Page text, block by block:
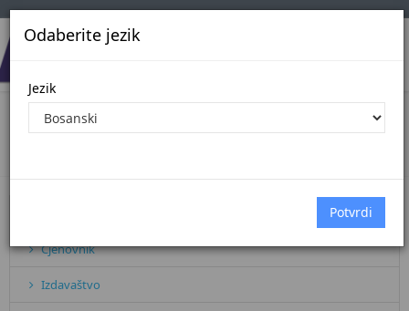
Odaberite jezik
Jezik
Blog Arhiva
Cjenovnik
Izdavaštvo